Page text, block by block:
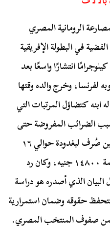
الرومانية المصري
في البطولة الإفريقية
بتونس في مايو الماضي لوزن ٦٣ كيلوجرامًا انتشارًا واسعًا بعد
لفرنسا، وخرج والده وقتها
كتضاؤل المرتبات التي
الضرائب المفروضة حتى
وصل الأمر في إحدى المرات حين صُرف لبغدودة حوالي ١٦
ألف جنيه إلى خصم ضرائب بقيمة ١٤٨٠٠ جنيه، وكان رد
الذي أصدره هو دراسة
لتحفظ حقوقه وضمان استمرارية
صفوف المنتخب المصري.